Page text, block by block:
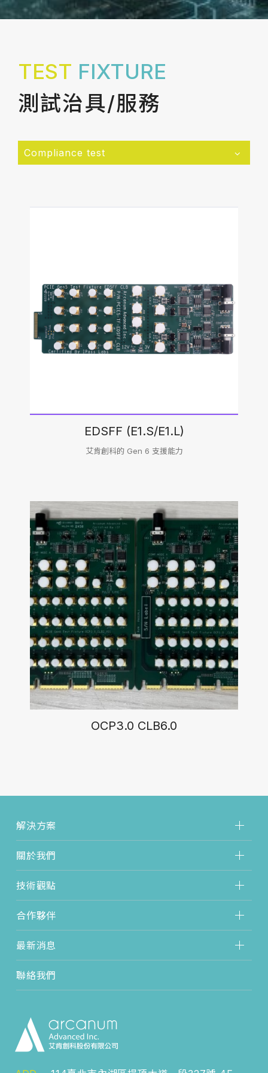
TEST FIXTURE
測試治具/服務
Compliance test
EDSFF (E1.S/E1.L)
艾肯創科的 Gen 6 支援能力
OCP3.0 CLB6.0
解決方案
關於我們
技術觀點
合作夥伴
最新消息
聯絡我們